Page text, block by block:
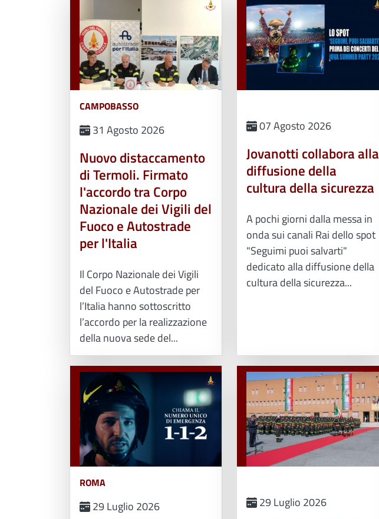
CAMPOBASSO
31 Agosto 2026
Nuovo distaccamento
di Termoli. Firmato
l'accordo tra Corpo
Nazionale dei Vigili del
Fuoco e Autostrade
per l'Italia
Il Corpo Nazionale dei Vigili
del Fuoco e Autostrade per
l’Italia hanno sottoscritto
l’accordo per la realizzazione
della nuova sede del...
07 Agosto 2026
Jovanotti collabora alla
diffusione della
cultura della sicurezza
A pochi giorni dalla messa in
onda sui canali Rai dello spot
"Seguimi puoi salvarti"
dedicato alla diffusione della
cultura della sicurezza...
ROMA
29 Luglio 2026 29 Luglio 2026